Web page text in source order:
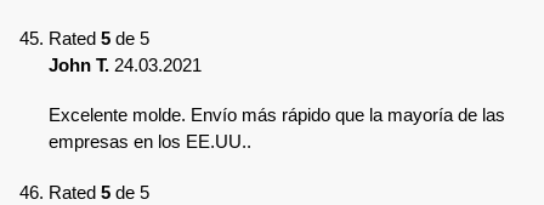
Rated 5 de 5
John T. 24.03.2021
Excelente molde. Envío más rápido que la mayoría de las
empresas en los EE.UU..
Rated 5 de 5